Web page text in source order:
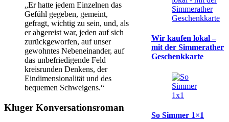
„Er hatte jedem Einzelnen das
Gefühl gegeben, gemeint,
gefragt, wichtig zu sein, und, als
er abgereist war, jeden auf sich
zurückgeworfen, auf unser
gewohntes Nebeneinander, auf
das unbefriedigende Feld
kreisrunden Denkens, der
Eindimensionalität und des
bequemen Schweigens.“
Kluger Konversationsroman
Wir kaufen lokal –
mit der Simmerather
Geschenkkarte
So Simmer 1×1